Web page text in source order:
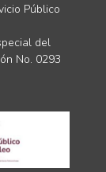
Público
del
No. 0293